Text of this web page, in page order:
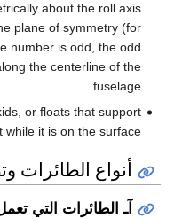
about the roll axis
plane of symmetry (for
number is odd, the odd
the centerline of the
fuselage.
or floats that support
while it is on the surface.
أنواع الطائرات
آـ الطائرات التي